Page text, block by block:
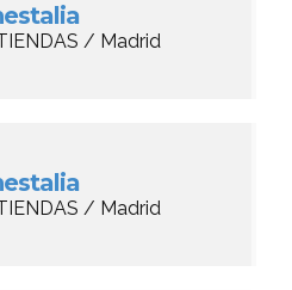
/ Madrid
/ Madrid